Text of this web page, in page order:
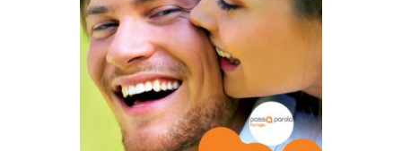
LEGGI TUTTO